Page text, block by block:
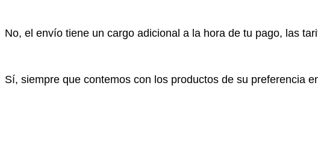
No, el envío tiene un cargo adicional a la hora de tu pago, las
Sí, siempre que contemos con los productos de su preferencia